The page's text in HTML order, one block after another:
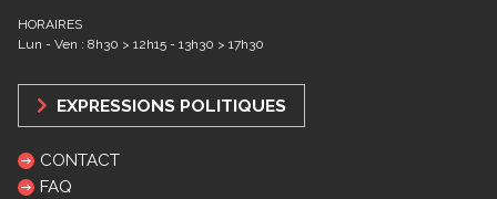
HORAIRES
Lun - Ven : 8h30 > 12h15 - 13h30 > 17h30
EXPRESSIONS POLITIQUES
CONTACT
FAQ